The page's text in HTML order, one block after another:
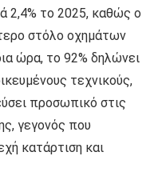
2,4% το 2025, καθώς ο
στόλο οχημάτων
ώρα, το 92% δηλώνει
τεχνικούς,
προσωπικό στις
γεγονός που
κατάρτιση και